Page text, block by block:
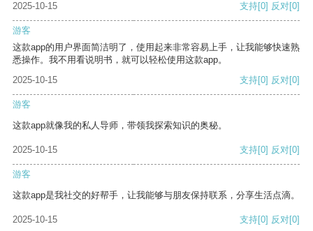
2025-10-15
支持[0] 反对[0]
游客
这款app的用户界面简洁明了，使用起来非常容易上手，让我能够快速熟
悉操作。我不用看说明书，就可以轻松使用这款app。
2025-10-15
支持[0] 反对[0]
游客
这款app就像我的私人导师，带领我探索知识的奥秘。
2025-10-15 支持[0] 反对[0]
游客
这款app是我社交的好帮手，让我能够与朋友保持联系，分享生活点滴。
2025-10-15 支持[0] 反对[0]